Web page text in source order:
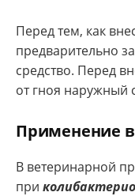
Перед тем, как
предварительно
средство. Перед
от гноя наружный
Применение
В ветеринарной
при